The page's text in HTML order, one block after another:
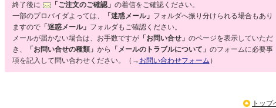
終了後に
「ご注文のご確認」 の着信をご確認ください。
一部のプロバイダよっては、
「迷惑メール」 フォルダへ振り分けられる場合もあり
ますので「迷惑メール」 フォルダもご確認ください。
メールが届かない場合は、お手数ですが「お問い合せ」 のページを表示していただ
き、
「お問い合せの種類」 から 「メールのトラブルについて」 のフォームに必要事
項を記入して問い合わせください。（→ お問い合わせフォーム ）
トップ